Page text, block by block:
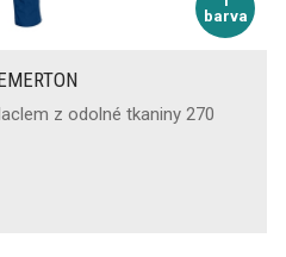
barva
z odolné tkaniny 270